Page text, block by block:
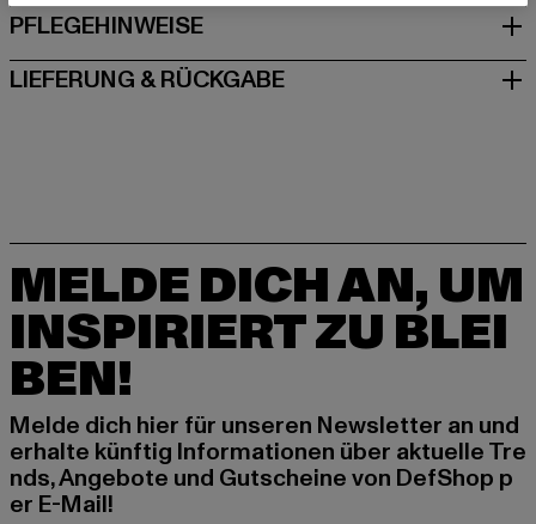
PFLEGEHINWEISE
LIEFERUNG & RÜCKGABE
MELDE DICH AN, UM
INSPIRIERT ZU BLEI
BEN!
Melde dich hier für unseren Newsletter an und
erhalte künftig Informationen über aktuelle Tre
nds, Angebote und Gutscheine von DefShop p
er E-Mail!